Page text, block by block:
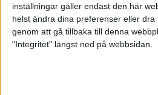
inställningar gäller endast den här
helst ändra dina preferenser eller dra
genom att gå tillbaka till denna
"Integritet" längst ned på webbsidan.